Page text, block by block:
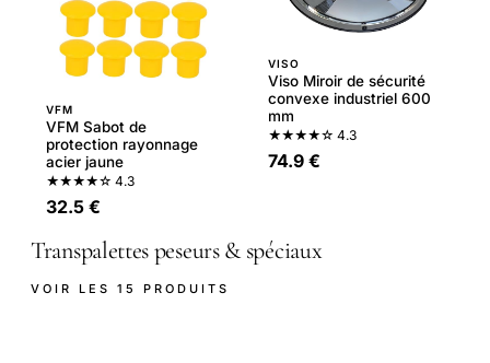
VFM
VFM Sabot de
protection rayonnage
acier jaune
★★★★☆ 4.3
32.5 €
VISO
Viso Miroir de sécurité
convexe industriel 600
mm
★★★★☆ 4.3
74.9 €
Transpalettes peseurs & spéciaux
VOIR LES 15 PRODUITS